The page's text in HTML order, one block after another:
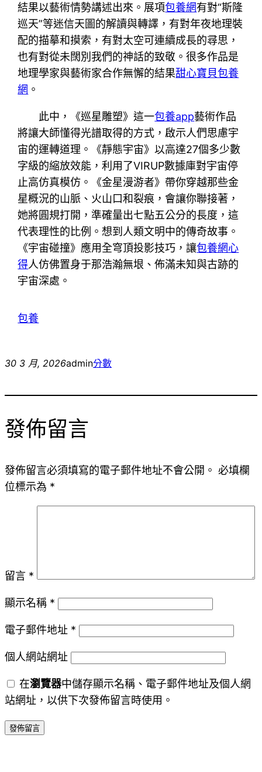
結果以藝術情勢講述出來。展項包養網有對“斯隆
巡天”等迷信天圖的解讀與轉譯，有對年夜地理裝
配的描摹和摸索，有對太空可連續成長的尋思，
也有對從未闊別我們的神話的致敬。很多作品是
地理學家與藝術家合作無懈的結果甜心寶貝包養
網 。
此中，《巡星雕塑》這一包養app藝術作品
將讓大師懂得光譜取得的方式，啟示人們思慮宇
宙的運轉道理。《靜態宇宙》以高達27個多少數
字級的縮放效能，利用了VIRUP數據庫對宇宙停
止高仿真模仿。《金星漫游者》帶你穿越那些金
星概況的山脈、火山口和裂痕，會讓你聯接著，
她將圓規打開，準確量出七點五公分的長度，這
代表理性的比例。想到人類文明中的傳奇故事。
《宇宙碰撞》應用全穹頂投影技巧，讓包養網心
得人仿佛置身于那浩瀚無垠、佈滿未知與古跡的
宇宙深處。
包養
30 3 月, 2026admin分數
發佈留言
發佈留言必須填寫的電子郵件地址不會公開。 必填欄
位標示為 *
留言 *
顯示名稱 *
電子郵件地址 *
個人網站網址
在瀏覽器中儲存顯示名稱、電子郵件地址及個人網
站網址，以供下次發佈留言時使用。